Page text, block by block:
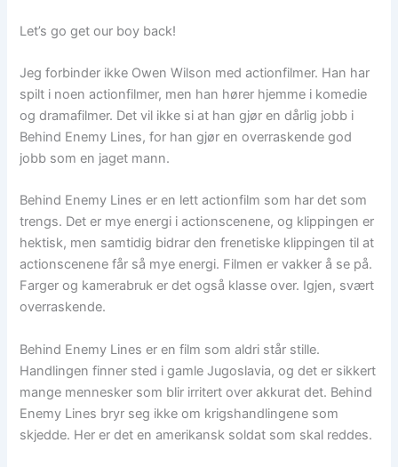
Let’s go get our boy back!
Jeg forbinder ikke Owen Wilson med actionfilmer. Han har
spilt i noen actionfilmer, men han hører hjemme i komedie
og dramafilmer. Det vil ikke si at han gjør en dårlig jobb i
Behind Enemy Lines, for han gjør en overraskende god
jobb som en jaget mann.
Behind Enemy Lines er en lett actionfilm som har det som
trengs. Det er mye energi i actionscenene, og klippingen er
hektisk, men samtidig bidrar den frenetiske klippingen til at
actionscenene får så mye energi. Filmen er vakker å se på.
Farger og kamerabruk er det også klasse over. Igjen, svært
overraskende.
Behind Enemy Lines er en film som aldri står stille.
Handlingen finner sted i gamle Jugoslavia, og det er sikkert
mange mennesker som blir irritert over akkurat det. Behind
Enemy Lines bryr seg ikke om krigshandlingene som
skjedde. Her er det en amerikansk soldat som skal reddes.